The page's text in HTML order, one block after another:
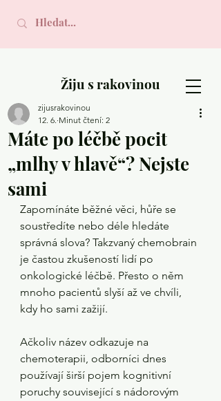
Žiju s rakovinou
Máte po léčbě pocit
„mlhy v hlavě“? Nejste
sami
zijusrakovinou
12. 6. Minut čtení: 2
Zapomínáte běžné věci, hůře se
soustředíte nebo déle hledáte
správná slova? Takzvaný chemobrain
je častou zkušeností lidí po
onkologické léčbě. Přesto o něm
mnoho pacientů slyší až ve chvíli,
kdy ho sami zažijí.
Ačkoliv název odkazuje na
chemoterapii, odborníci dnes
používají širší pojem kognitivní
poruchy související s nádorovým